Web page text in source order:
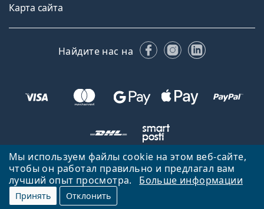
Мы используем файлы cookie на этом веб-сайте,
чтобы он работал правильно и предлагал вам
лучший опыт просмотра.
Больше информации
Принять Отклонить
Карта сайта
Найдите нас на FacebookInstagram
LinkedIn
Вернуться на главную страницу
Вверх
Lentiamo.lv принадлежит и управляется Lentiamo s.r.o., Чешская
Республика